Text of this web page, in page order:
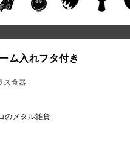
ム入れフタ付き
ス食器
のメタル雑貨